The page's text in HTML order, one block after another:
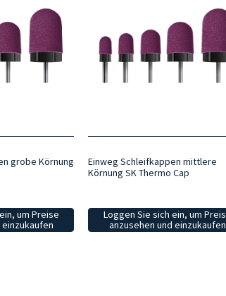
grobe Körnung
um Preise
Einweg Schleifkappen mittlere
Körnung SK Thermo Cap
Loggen Sie sich ein, um
anzusehen und einzukaufen